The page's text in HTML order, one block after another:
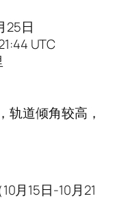
25日
UTC
轨道倾角较高，
月15日-10月21